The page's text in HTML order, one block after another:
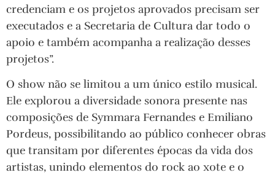
credenciam e os projetos aprovados precisam ser
executados e a Secretaria de Cultura dar todo o
apoio e também acompanha a realização desses
projetos”.
O show não se limitou a um único estilo musical.
Ele explorou a diversidade sonora presente nas
composições de Symmara Fernandes e Emiliano
Pordeus, possibilitando ao público conhecer obras
que transitam por diferentes épocas da vida dos
artistas, unindo elementos do rock ao xote e o